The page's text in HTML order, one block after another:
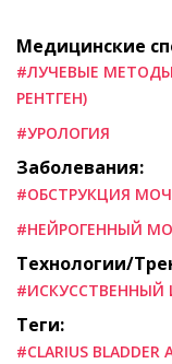
Медицинские
#ЛУЧЕВЫЕ
РЕНТГЕН)
#УРОЛОГИЯ
Заболевания:
#ОБСТРУКЦИЯ
#НЕЙРОГЕННЫЙ
Технологии/
#ИСКУССТВЕННЫЙ
Теги:
#CLARIUS BLADDER